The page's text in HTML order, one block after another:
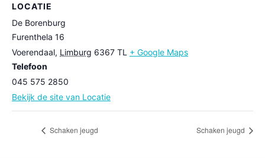
LOCATIE
De Borenburg
Furenthela 16
Voerendaal, Limburg 6367 TL + Google Maps
Telefoon
045 575 2850
Bekijk de site van Locatie
Schaken jeugd Schaken jeugd